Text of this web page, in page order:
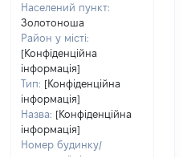
Населений пункт:
Золотоноша
Район у місті:
[Конфіденційна
інформація]
Тип: [Конфіденційна
інформація]
Назва: [Конфіденційна
інформація]
Номер будинку/